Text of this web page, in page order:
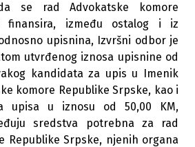
se rad Advokatske komore
finansira, između ostalog i iz
upisnina, Izvršni odbor je
utvrđenog iznosa upisnine od
kandidata za upis u Imenik
komore Republike Srpske, kao i
upisa u iznosu od 50,00 KM,
sredstva potrebna za rad
Republike Srpske, njenih organa